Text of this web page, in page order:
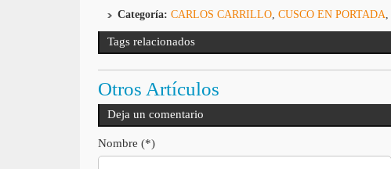
Categoría: CARLOS CARRILLO, CUSCO EN PORTADA
Tags relacionados
Otros Artículos
Deja un comentario
Nombre (*)